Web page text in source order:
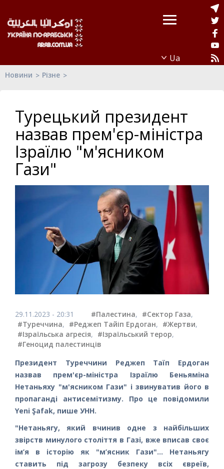
Новини Різне
Турецький президент
назвав прем'єр-міністра
Ізраїлю "м'ясником
Гази"
29.11.2023 - 20:31 #Палестина, #Сектор Газа,
#Туреччина, #Реджеп Тайіп Ердоган, #Жертви,
#Ізраїльська агресія, #Ізраїльський терор,
#Геноцид палестинців
Президент Туреччини Реджеп Таїп Ердоган
назвав прем'єр-міністра Ізраїлю Беньяміна
Нетаньяху "м'ясником Гази" і звинуватив його в
пропаганді антисемітизму. Про це повідомили
Yeni Şafak, пише УНН.
"Нетаньягу, який вчинив одне з найбільших
звірств минулого століття в Газі, вже вписав своє
ім’я в історію як "м’ясник Гази"... Нетаньягу
ставить під загрозу безпеку всіх євреїв,